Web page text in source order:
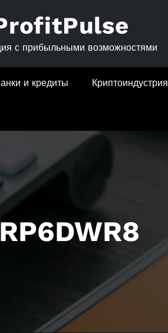
с прибыльными возможностями
и кредиты Криптоиндустрия